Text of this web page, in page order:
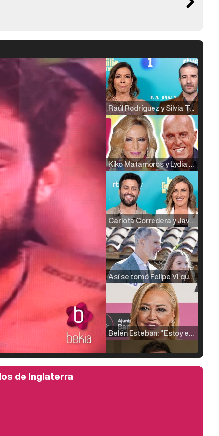
Raúl Rodríguez y Silvia Taulés nos cuentan su papel en 'La familia de la tele'
Kiko Matamoros y Lydia Lozano: "Nuestro público es de todas las edades y RTVE tiene un público muy pegado a las novelas, al que tenemos que captar"
Carlota Corredera y Javier de Hoyos: "La tele tiene que representar al público también y aquí están todos los perfiles posibles&quo;
Así se tomó Felipe VI que la Infanta Sofía no quisiera recibir formación militar
Belén Esteban: "Estoy emocionada, muy contenta y muy feliz por llegar a RTVE"
de Inglaterra